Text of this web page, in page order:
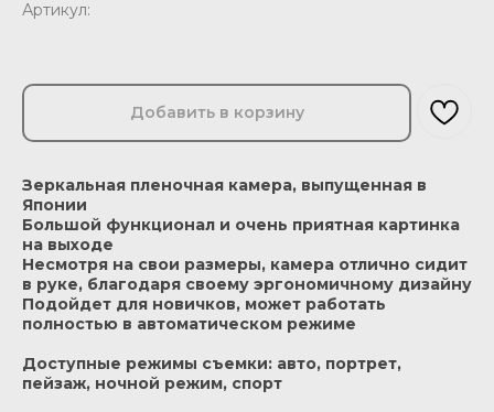
Артикул:
Добавить в корзину
Зеркальная пленочная камера, выпущенная в
Японии
Большой функционал и очень приятная картинка
на выходе
Несмотря на свои размеры, камера отлично сидит
в руке, благодаря своему эргономичному дизайну
Подойдет для новичков, может работать
полностью в автоматическом режиме
Доступные режимы съемки: авто, портрет,
пейзаж, ночной режим, спорт